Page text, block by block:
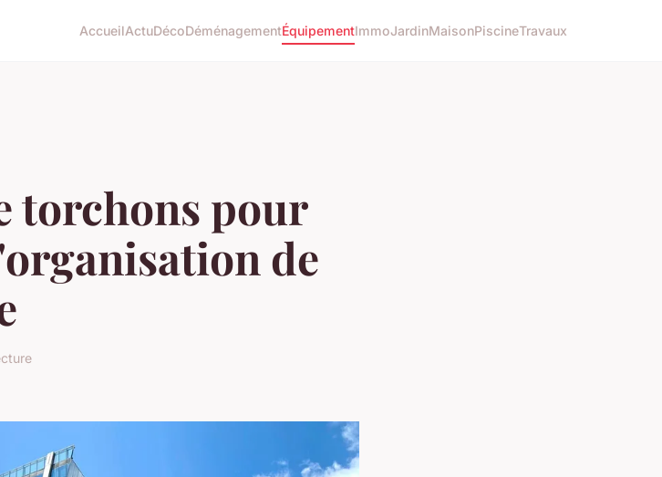
AccueilActuDécoDéménagementÉquipementImmoJardinMaisonPiscineTravaux
torchons pour
de